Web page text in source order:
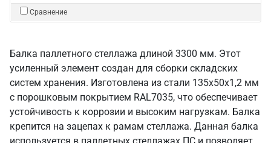
Сравнение
Балка паллетного стеллажа длиной 3300 мм. Этот
усиленный элемент создан для сборки складских
систем хранения. Изготовлена из стали 135х50х1,2 мм
с порошковым покрытием RAL7035, что обеспечивает
устойчивость к коррозии и высоким нагрузкам. Балка
крепится на зацепах к рамам стеллажа. Данная балка